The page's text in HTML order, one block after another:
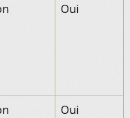
Oui
Oui